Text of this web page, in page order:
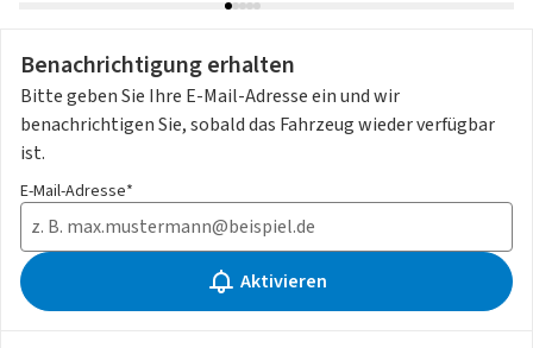
Benachrichtigung erhalten
Bitte geben Sie Ihre E-Mail-Adresse ein und wir
benachrichtigen Sie, sobald das Fahrzeug wieder verfügbar
ist.
E-Mail-Adresse*
Aktivieren